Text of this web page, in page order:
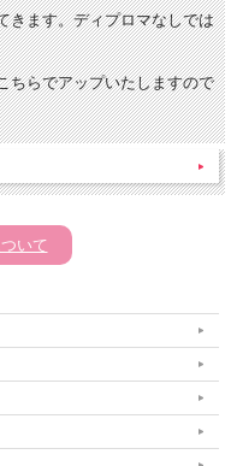
ます。ディプロマなしでは
ちらでアップいたしますので
いて